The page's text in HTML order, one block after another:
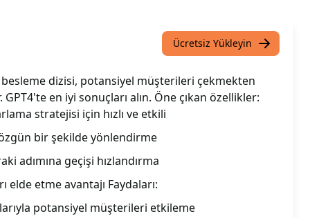
Ücretsiz Yükleyin
besleme dizisi, potansiyel müşterileri çekmekten
en iyi sonuçları alın. Öne çıkan özellikler:
stratejisi için hızlı ve etkili
bir şekilde yönlendirme
adımına geçişi hızlandırma
elde etme avantajı Faydaları:
potansiyel müşterileri etkileme